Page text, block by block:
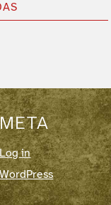
META
Log in
WordPress